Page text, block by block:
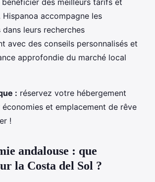
accompagne les
leurs recherches
avec des conseils personnalisés et
approfondie du marché local
: réservez votre hébergement
et emplacement de rêve
!
andalouse : que
la Costa del Sol ?